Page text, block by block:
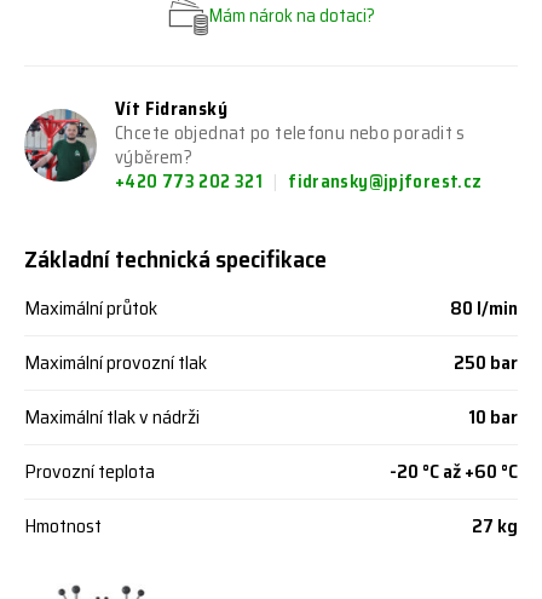
Mám nárok na dotaci?
Vít Fidranský
Chcete objednat po telefonu nebo poradit s
výběrem?
+420 773 202 321
fidransky@jpjforest.cz
Základní technická specifikace
Maximální průtok
80 l/min
Maximální provozní tlak
250 bar
Maximální tlak v nádrži
10 bar
Provozní teplota
-20 °C až +60 °C
Hmotnost
27 kg